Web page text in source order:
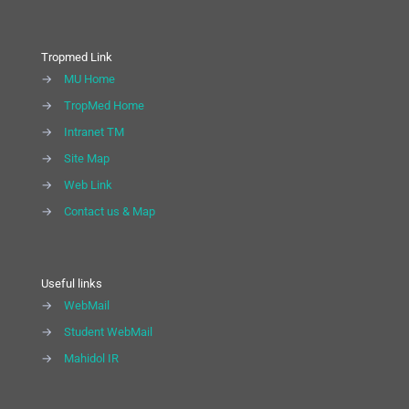
Tropmed Link
→
MU Home
→
TropMed Home
→
Intranet TM
→
Site Map
→
Web Link
→
Contact us & Map
Useful links
→
WebMail
→
Student WebMail
→
Mahidol IR